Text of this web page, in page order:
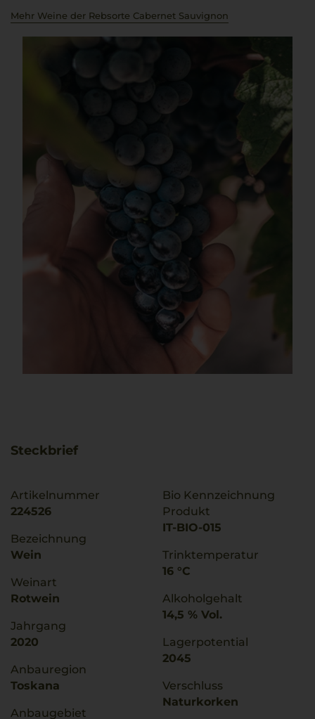
Mehr Weine der Rebsorte Cabernet Sauvignon
Steckbrief
Artikelnummer
224526
Bezeichnung
Wein
Weinart
Rotwein
Jahrgang
2020
Anbauregion
Toskana
Anbaugebiet
Bio Kennzeichnung
Produkt
IT-BIO-015
Trinktemperatur
16 °C
Alkoholgehalt
14,5 % Vol.
Lagerpotential
2045
Verschluss
Naturkorken